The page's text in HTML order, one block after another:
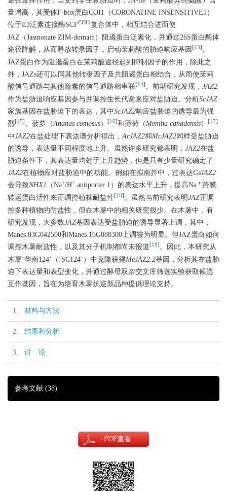
量增高，其受体F-box蛋白COI1（CORONATINE INSENSITIVE1）
位于E3泛素连接酶SCFCOI1 复合体中，相互结合进而使
JAZ（Jasmonate ZIM-domain）阻遏蛋白泛素化，并通过26S蛋白酶体
途径降解，从而释放转录因子，启动茉莉酸的胁迫响应基因 [13] 。
JAZ蛋白作为阻遏蛋白在茉莉酸途径起到抑制因子的作用，除此之
外，JAZs还可以同其他转录因子及共阻遏蛋白相结合，从而使茉莉
酸信号通路与其他激素的信号通路相串联[14] 。前期研究发现， JAZ2
作为盐胁迫响应基因参与并调控生长代谢来应对盐胁迫。分析ScJAZ
家族基因在盐胁迫下的表达，其中ScJAZ2响应盐胁迫的诱导最为强
烈[15] 。菠萝（Ananas comosus） [16]和薄荷（Mentha canadensis） [17]
中JAZ2在盐处理下表达谱分析得出，AcJAZ2和McJAZ2 同样受盐胁迫
的诱导，表达量不同程度地上升。虽然许多研究都表明， JAZ2在盐
胁迫条件下，其表达量均处于上升趋势，但是只有少量研究确定了
JAZ2在植物应对盐胁迫中的功能。例如在拟南芥中，过表达GsJAZ2
会导致NHX1 （Na+/H+ antiporter 1）的表达水平上升，提高Na＋跨膜
转运蛋白活性来正调控植株耐盐性[18] 。虽然当前研究表明JAZ正调
控多种植物的耐盐性，但在木薯中的相关研究很少。在木薯中，有
研究发现，大多数JAZ基因表达受盐胁迫的诱导显著上调，其中，
Manes.03G042500和Manes.16G088300上调较为明显。但JAZ蛋白如何
调控木薯耐盐性，以及其分子机制都尚未报道[19] 。因此，本研究从
木薯‘华南124’（‘SC124’）中克隆获得MeJAZ2.2基因，分析其在盐胁
迫下表达量和表型变化，并通过酵母双杂交文库筛选实验获取候选
互作基因，旨在为培育木薯抗逆新品种提供理论支持。
1. 材料与方法
2. 结果和分析
3. 讨 论
参考文献 (38)
PDF查看